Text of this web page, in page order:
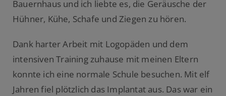
Bauernhaus und ich liebte es, die Geräusche der
Hühner, Kühe, Schafe und Ziegen zu hören.
Dank harter Arbeit mit Logopäden und dem
intensiven Training zuhause mit meinen Eltern
konnte ich eine normale Schule besuchen. Mit elf
Jahren fiel plötzlich das Implantat aus. Das war ein